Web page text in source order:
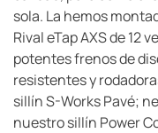
sola. La hemos
Rival eTap AXS de 12
potentes frenos de
resistentes y
sillín S-Works Pavé;
nuestro sillín Power